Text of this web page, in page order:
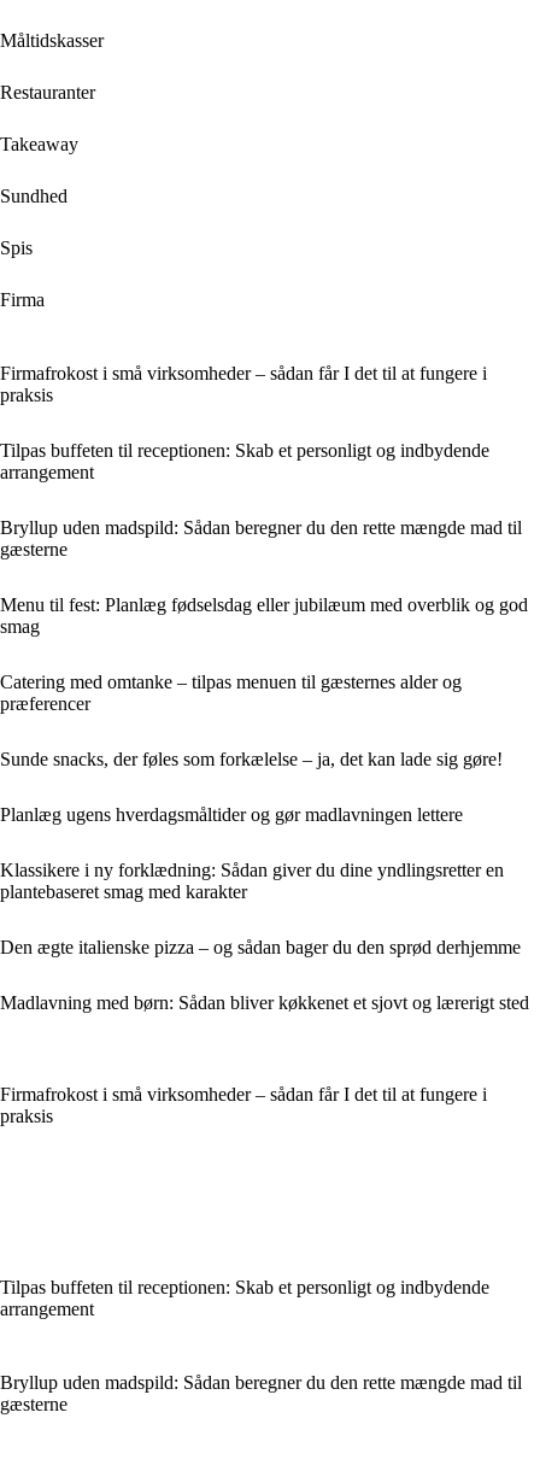
Måltidskasser
Restauranter
Takeaway
Sundhed
Spis
Firma
Firmafrokost i små virksomheder – sådan får I det til at fungere i
praksis
Tilpas buffeten til receptionen: Skab et personligt og indbydende
arrangement
Bryllup uden madspild: Sådan beregner du den rette mængde mad til
gæsterne
Menu til fest: Planlæg fødselsdag eller jubilæum med overblik og god
smag
Catering med omtanke – tilpas menuen til gæsternes alder og
præferencer
Sunde snacks, der føles som forkælelse – ja, det kan lade sig gøre!
Planlæg ugens hverdagsmåltider og gør madlavningen lettere
Klassikere i ny forklædning: Sådan giver du dine yndlingsretter en
plantebaseret smag med karakter
Den ægte italienske pizza – og sådan bager du den sprød derhjemme
Madlavning med børn: Sådan bliver køkkenet et sjovt og lærerigt sted
Firmafrokost i små virksomheder – sådan får I det til at fungere i
praksis
Tilpas buffeten til receptionen: Skab et personligt og indbydende
arrangement
Bryllup uden madspild: Sådan beregner du den rette mængde mad til
gæsterne